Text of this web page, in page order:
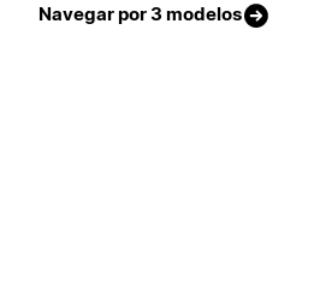
Navegar por 3 modelos